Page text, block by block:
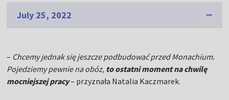
July 25, 2022
– Chcemy jednak się jeszcze podbudować przed Monachium.
Pojedziemy pewnie na obóz, to ostatni moment na chwilę
mocniejszej pracy– przyznała Natalia Kaczmarek.